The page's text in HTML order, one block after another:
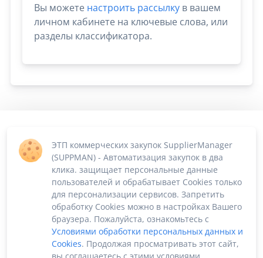
Вы можете настроить рассылку в вашем
личном кабинете на ключевые слова, или
разделы классификатора.
ЭТП коммерческих закупок SupplierManager
(SUPPMAN) - Автоматизация закупок в два
клика. защищает персональные данные
пользователей и обрабатывает Cookies только
для персонализации сервисов. Запретить
обработку Cookies можно в настройках Вашего
браузера. Пожалуйста, ознакомьтесь с
Условиями обработки персональных данных и
Cookies. Продолжая просматривать этот сайт,